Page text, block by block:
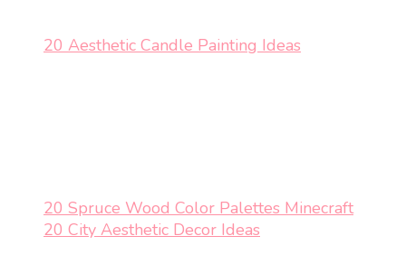
20 Aesthetic Candle Painting Ideas
20 Spruce Wood Color Palettes Minecraft
20 City Aesthetic Decor Ideas